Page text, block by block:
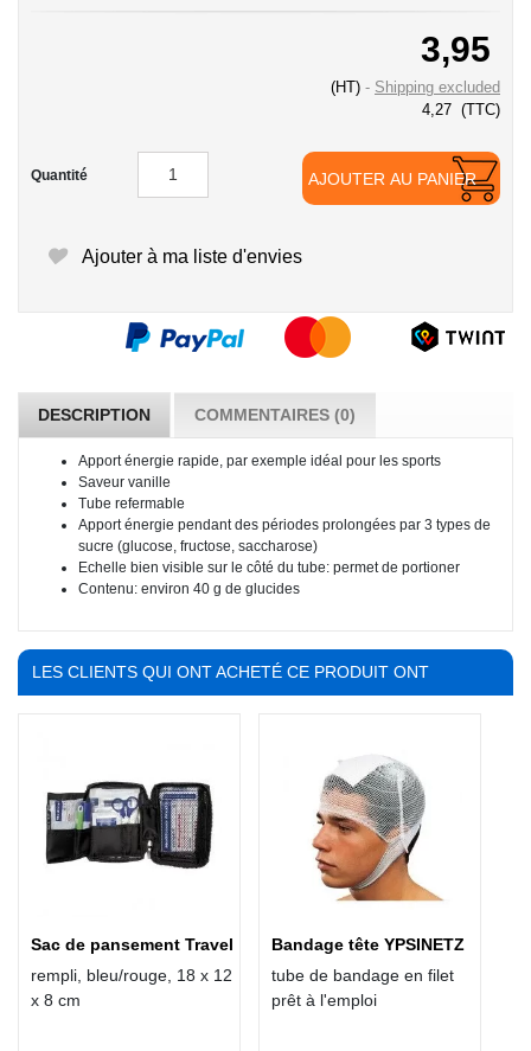
3,95
(HT)
Shipping excluded
4,27 (TTC)
Quantité AJOUTER AU PANIER
Ajouter à ma liste d'envies
DESCRIPTION COMMENTAIRES (0)
Apport énergie rapide, par exemple idéal pour les sports
Saveur vanille
Tube refermable
Apport énergie pendant des périodes prolongées par 3 types de
sucre (glucose, fructose, saccharose)
Echelle bien visible sur le côté du tube: permet de portioner
Contenu: environ 40 g de glucides
LES CLIENTS QUI ONT ACHETÉ CE PRODUIT ONT
Sac de pansement Travel
rempli, bleu/rouge, 18 x 12
x 8 cm
Bandage tête YPSINETZ
tube de bandage en filet
prêt à l'emploi